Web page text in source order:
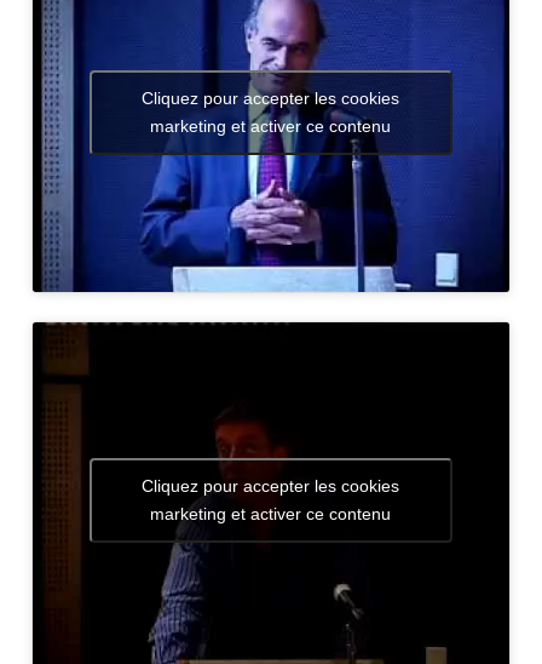
Cliquez pour accepter les cookies
marketing et activer ce contenu
Cliquez pour accepter les cookies
marketing et activer ce contenu